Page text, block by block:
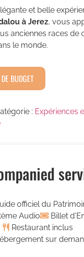
et belle
à Jerez, vous
anciennes races de
le monde.
BUDGET
: Expériences
officiel du
Audio
Billet
Restaurant inclus
sur